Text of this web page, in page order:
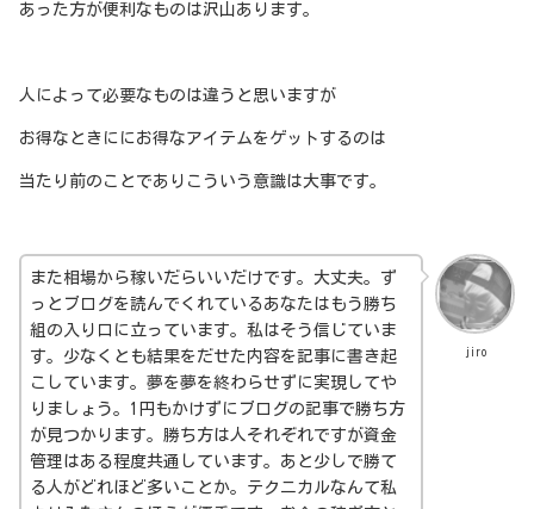
あった方が便利なものは沢山あります。
人によって必要なものは違うと思いますが
お得なときににお得なアイテムをゲットするのは
当たり前のことでありこういう意識は大事です。
jiro
また相場から稼いだらいいだけです。大丈夫。ず
っとブログを読んでくれているあなたはもう勝ち
組の入り口に立っています。私はそう信じていま
す。少なくとも結果をだせた内容を記事に書き起
こしています。夢を夢を終わらせずに実現してや
りましょう。1円もかけずにブログの記事で勝ち方
が見つかります。勝ち方は人それぞれですが資金
管理はある程度共通しています。あと少しで勝て
る人がどれほど多いことか。テクニカルなんて私